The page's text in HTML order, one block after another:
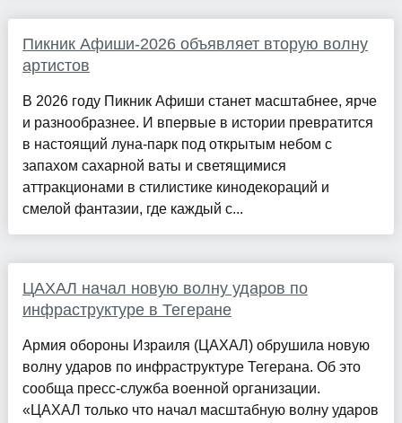
Пикник Афиши-2026 объявляет вторую волну
артистов
В 2026 году Пикник Афиши станет масштабнее, ярче
и разнообразнее. И впервые в истории превратится
в настоящий луна-парк под открытым небом с
запахом сахарной ваты и светящимися
аттракционами в стилистике кинодекораций и
смелой фантазии, где каждый с...
ЦАХАЛ начал новую волну ударов по
инфраструктуре в Тегеране
Армия обороны Израиля (ЦАХАЛ) обрушила новую
волну ударов по инфраструктуре Тегерана. Об это
сообща пресс-служба военной организации.
«ЦАХАЛ только что начал масштабную волну ударов